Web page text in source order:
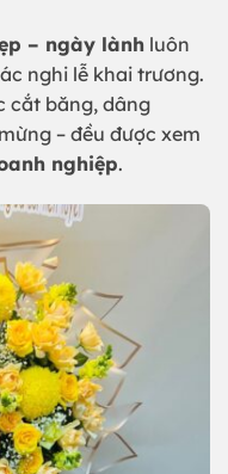
– ngày lành luôn
nghi lễ khai trương.
cắt băng, dâng
– đều được xem
nghiệp.